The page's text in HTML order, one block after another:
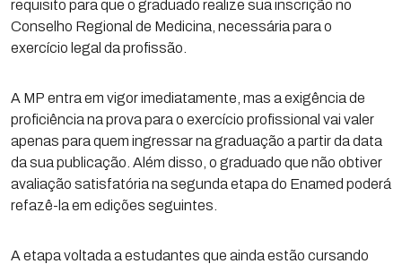
requisito para que o graduado realize sua inscrição no
Conselho Regional de Medicina, necessária para o
exercício legal da profissão.
A MP entra em vigor imediatamente, mas a exigência de
proficiência na prova para o exercício profissional vai valer
apenas para quem ingressar na graduação a partir da data
da sua publicação. Além disso, o graduado que não obtiver
avaliação satisfatória na segunda etapa do Enamed poderá
refazê-la em edições seguintes.
A etapa voltada a estudantes que ainda estão cursando